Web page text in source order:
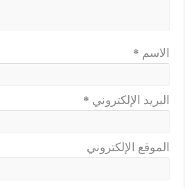
الاسم *
البريد الإلكتروني *
الموقع الإلكتروني